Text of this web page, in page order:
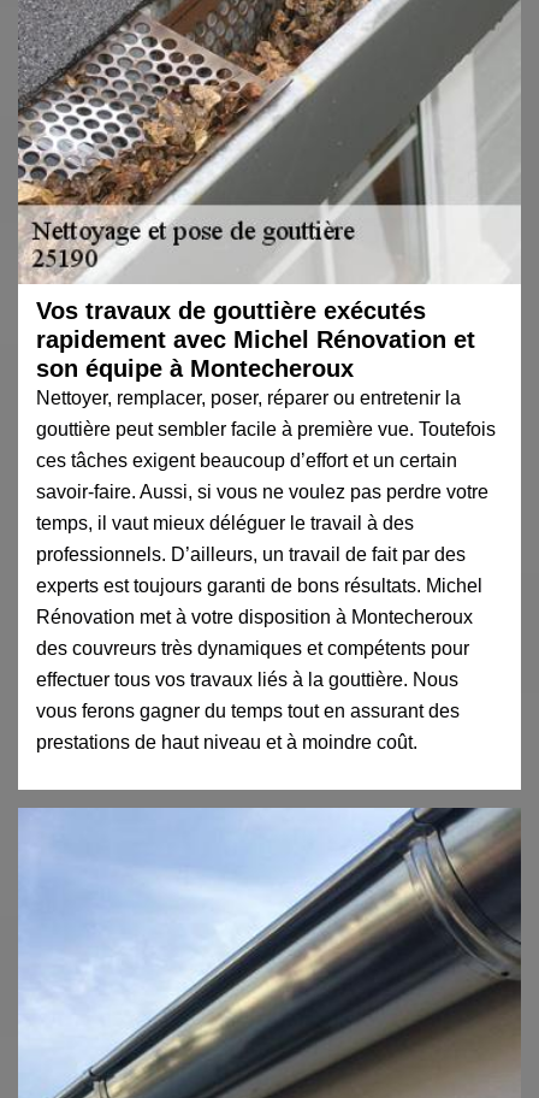
Vos travaux de gouttière exécutés
rapidement avec Michel Rénovation et
son équipe à Montecheroux
Nettoyer, remplacer, poser, réparer ou entretenir la
gouttière peut sembler facile à première vue. Toutefois
ces tâches exigent beaucoup d’effort et un certain
savoir-faire. Aussi, si vous ne voulez pas perdre votre
temps, il vaut mieux déléguer le travail à des
professionnels. D’ailleurs, un travail de fait par des
experts est toujours garanti de bons résultats. Michel
Rénovation met à votre disposition à Montecheroux
des couvreurs très dynamiques et compétents pour
effectuer tous vos travaux liés à la gouttière. Nous
vous ferons gagner du temps tout en assurant des
prestations de haut niveau et à moindre coût.